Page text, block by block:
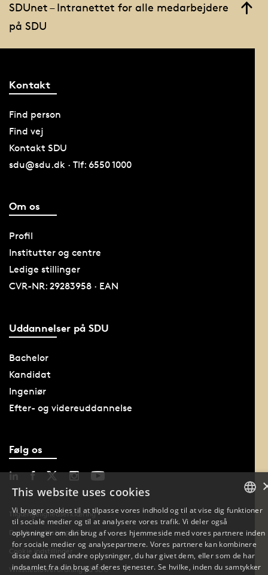
SDUnet – Intranettet for alle medarbejdere
på SDU
Kontakt
Find person
Find vej
Kontakt SDU
sdu@sdu.dk · Tlf: 6550 1000
Om os
Profil
Institutter og centre
Ledige stillinger
CVR-NR: 29283958 · EAN
Uddannelser på SDU
Bachelor
Kandidat
Ingeniør
Efter- og videreuddannelse
Følg os
Tilgængelighedserklæring
Databeskyttelse på SDU
Cookie indstillinger
Whistleblowerordning på SDU
DANISH
This website uses cookies
Vi bruger cookies til at tilpasse vores indhold og til at vise dig funktioner
til sociale medier og til at analysere vores trafik. Vi deler også
oplysninger om din brug af vores hjemmeside med vores partnere inden
for sociale medier og analysepartnere. Vores partnere kan kombinere
disse data med andre oplysninger, du har givet dem, eller som de har
indsamlet fra din brug af deres tjenester. Se hvilke, inden du samtykker